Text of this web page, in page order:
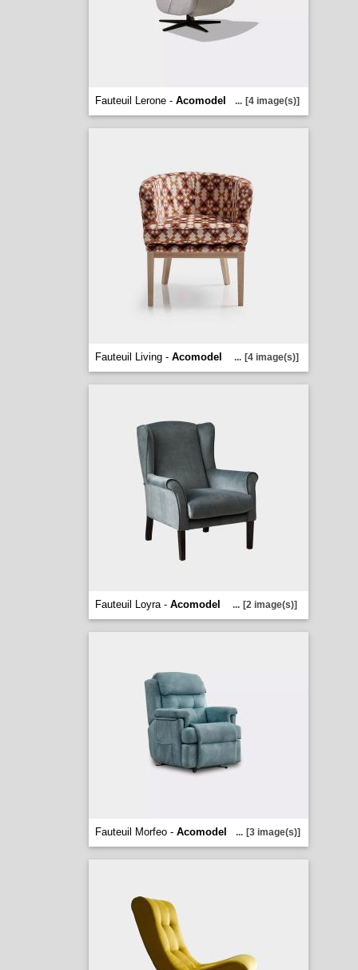
Fauteuil Lerone - Acomodel ... [4 image(s)]
Fauteuil Living - Acomodel ... [4 image(s)]
Fauteuil Loyra - Acomodel ... [2 image(s)]
Fauteuil Morfeo - Acomodel ... [3 image(s)]